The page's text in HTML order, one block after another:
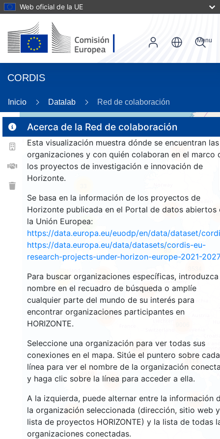
Web oficial de la UE
CORDIS
Menu
Inicio Datalab Red de colaboración
Acerca de la Red de colaboración
Esta visualización muestra dónde se encuentran las
organizaciones y con quién colaboran en el marco
los proyectos de investigación e innovación de
Horizonte.
Se basa en la información de los proyectos de
Horizonte publicada en el Portal de datos abiertos
la Unión Europea:
https://data.europa.eu/euodp/en/data/dataset/
https://data.europa.eu/data/datasets/cordis-eu-
research-projects-under-horizon-europe-2021-2027
Para buscar organizaciones específicas, introduzca
nombre en el recuadro de búsqueda o amplíe
cualquier parte del mundo de su interés para
encontrar organizaciones participantes en
HORIZONTE.
Seleccione una organización para ver todas sus
conexiones en el mapa. Sitúe el puntero sobre cada
línea para ver el nombre de la organización
y haga clic sobre la línea para acceder a ella.
A la izquierda, puede alternar entre la información
la organización seleccionada (dirección, sitio web y
lista de proyectos HORIZONTE) y la lista de todas
organizaciones conectadas.
339
106
6
20
80
4895
152
1327
526
844
11675
3889
2414